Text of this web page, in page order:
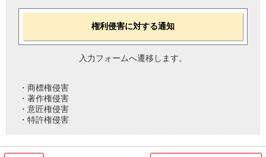
権利侵害に対する通知
入力フォームへ遷移します。
・商標権侵害
・著作権侵害
・意匠権侵害
・特許権侵害